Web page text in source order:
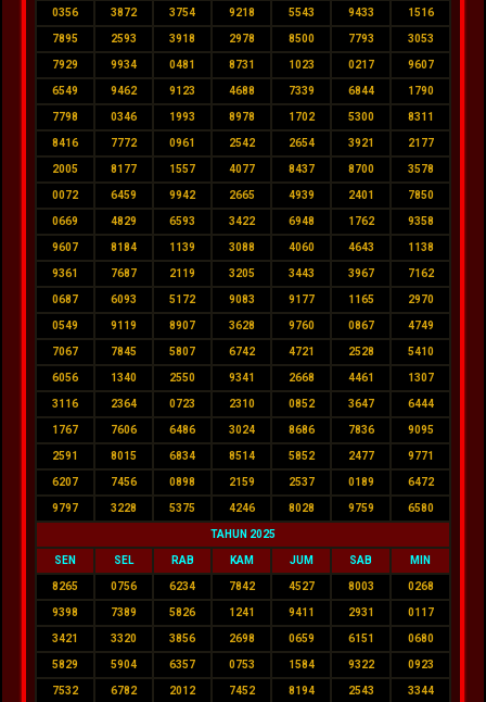
0356 3872 3754 9218 5543 9433 1516
7895 2593 3918 2978 8500 7793 3053
7929 9934 0481 8731 1023 0217 9607
6549 9462 9123 4688 7339 6844 1790
7798 0346 1993 8978 1702 5300 8311
8416 7772 0961 2542 2654 3921 2177
2005 8177 1557 4077 8437 8700 3578
0072 6459 9942 2665 4939 2401 7850
0669 4829 6593 3422 6948 1762 9358
9607 8184 1139 3088 4060 4643 1138
9361 7687 2119 3205 3443 3967 7162
0687 6093 5172 9083 9177 1165 2970
0549 9119 8907 3628 9760 0867 4749
7067 7845 5807 6742 4721 2528 5410
6056 1340 2550 9341 2668 4461 1307
3116 2364 0723 2310 0852 3647 6444
1767 7606 6486 3024 8686 7836 9095
2591 8015 6834 8514 5852 2477 9771
6207 7456 0898 2159 2537 0189 6472
9797 3228 5375 4246 8028 9759 6580
TAHUN 2025
SEN SEL RAB KAM JUM SAB MIN
8265 0756 6234 7842 4527 8003 0268
9398 7389 5826 1241 9411 2931 0117
3421 3320 3856 2698 0659 6151 0680
5829 5904 6357 0753 1584 9322 0923
7532 6782 2012 7452 8194 2543 3344